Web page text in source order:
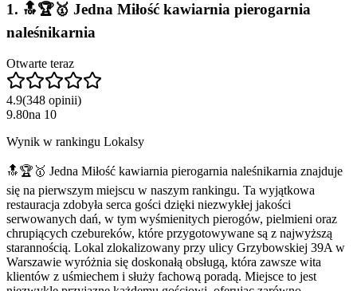
1. 🔝🏆🥇 Jedna Miłość kawiarnia pierogarnia
naleśnikarnia
Otwarte teraz
4.9(348 opinii)
9.80na 10
Wynik w rankingu Lokalsy
🔝🏆🥇 Jedna Miłość kawiarnia pierogarnia naleśnikarnia znajduje
się na pierwszym miejscu w naszym rankingu. Ta wyjątkowa
restauracja zdobyła serca gości dzięki niezwykłej jakości
serwowanych dań, w tym wyśmienitych pierogów, pielmieni oraz
chrupiących czebureków, które przygotowywane są z najwyższą
starannością. Lokal zlokalizowany przy ulicy Grzybowskiej 39A w
Warszawie wyróżnia się doskonałą obsługą, która zawsze wita
klientów z uśmiechem i służy fachową poradą. Miejsce to jest